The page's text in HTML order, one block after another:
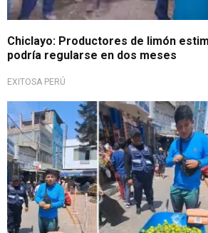
Chiclayo: Productores de limón
podría regularse en dos meses
EXITOSA PERÚ
Tendencia en TikTok